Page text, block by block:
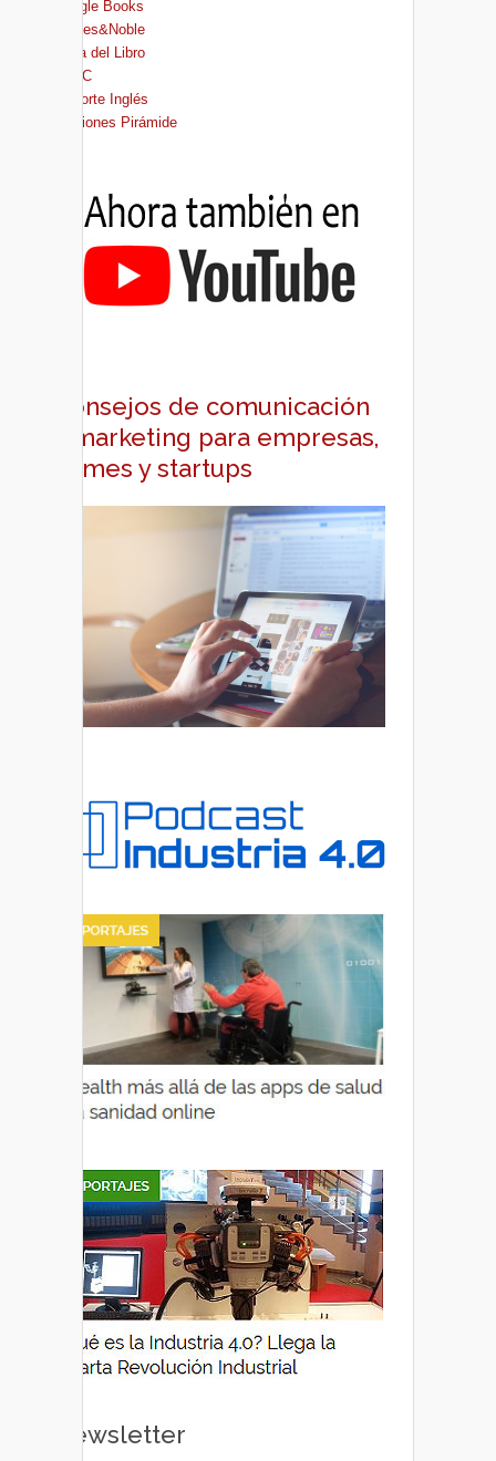
Google Books
Barnes&Noble
Casa del Libro
FNAC
El Corte Inglés
Ediciones Pirámide
Consejos de comunicación
y marketing para empresas,
pymes y startups
Newsletter